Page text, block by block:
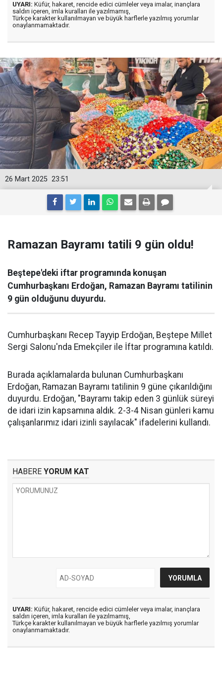
UYARI: Küfür, hakaret, rencide edici cümleler veya imalar, inançlara
saldırı içeren, imla kuralları ile yazılmamış,
Türkçe karakter kullanılmayan ve büyük harflerle yazılmış yorumlar
onaylanmamaktadır.
23:51
26 Mart 2025
Ramazan Bayramı tatili 9 gün oldu!
Beştepe'deki iftar programında konuşan
Cumhurbaşkanı Erdoğan, Ramazan Bayramı tatilinin
9 gün olduğunu duyurdu.
Cumhurbaşkanı Recep Tayyip Erdoğan, Beştepe Millet
Sergi Salonu'nda Emekçiler ile İftar programına katıldı.
Burada açıklamalarda bulunan Cumhurbaşkanı
Erdoğan, Ramazan Bayramı tatilinin 9 güne çıkarıldığını
duyurdu. Erdoğan, "Bayramı takip eden 3 günlük süreyi
de idari izin kapsamına aldık. 2-3-4 Nisan günleri kamu
çalışanlarımız idari izinli sayılacak" ifadelerini kullandı.
HABERE YORUM KAT
UYARI: Küfür, hakaret, rencide edici cümleler veya imalar, inançlara
saldırı içeren, imla kuralları ile yazılmamış,
Türkçe karakter kullanılmayan ve büyük harflerle yazılmış yorumlar
onaylanmamaktadır.